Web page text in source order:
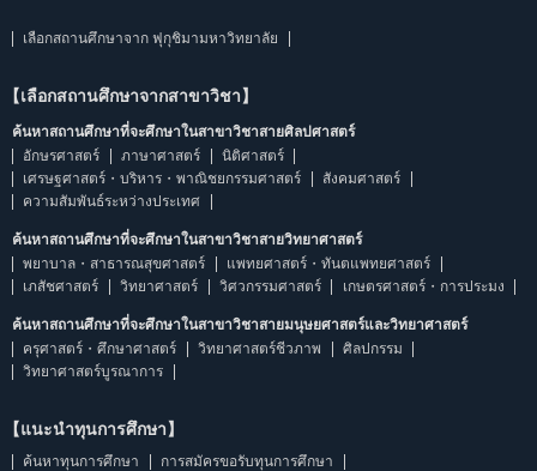
เลือกสถานศึกษาจาก ฟุกุชิมามหาวิทยาลัย
【เลือกสถานศึกษาจากสาขาวิชา】
ค้นหาสถานศึกษาที่จะศึกษาในสาขาวิชาสายศิลปศาสตร์
อักษรศาสตร์
ภาษาศาสตร์
นิติศาสตร์
เศรษฐศาสตร์・บริหาร・พาณิชยกรรมศาสตร์
สังคมศาสตร์
ความสัมพันธ์ระหว่างประเทศ
ค้นหาสถานศึกษาที่จะศึกษาในสาขาวิชาสายวิทยาศาสตร์
พยาบาล・สาธารณสุขศาสตร์
แพทยศาสตร์・ทันตแพทยศาสตร์
เภสัชศาสตร์
วิทยาศาสตร์ วิศวกรรมศาสตร์ เกษตรศาสตร์・การประมง
ค้นหาสถานศึกษาที่จะศึกษาในสาขาวิชาสายมนุษยศาสตร์และวิทยาศาสตร์
ครุศาสตร์・ศึกษาศาสตร์
วิทยาศาสตร์ชีวภาพ
ศิลปกรรม
วิทยาศาสตร์บูรณาการ
【แนะนำทุนการศึกษา】
ค้นหาทุนการศึกษา
การสมัครขอรับทุนการศึกษา